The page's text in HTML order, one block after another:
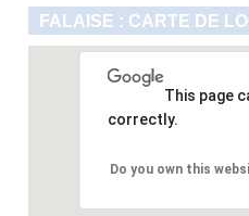
FALAISE : CARTE DE
This page
correctly.
Do you own this